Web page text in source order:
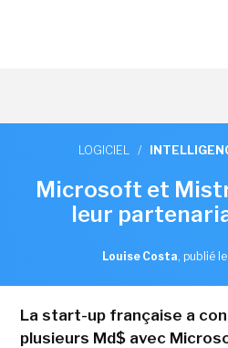
LOGICIEL /
Microsoft et
leur
Louise Costa, publié
La start-up française a
plusieurs Md$ avec